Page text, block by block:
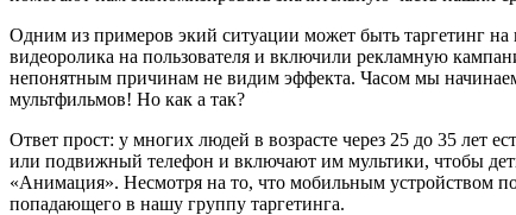
Одним из примеров экий ситуации может быть таргетинг на
видеоролика на пользователя и включили рекламную
непонятным причинам не видим эффекта. Часом мы
мультфильмов! Но как а так?
Ответ прост: у многих людей в возрасте через 25 до 35 лет
или подвижный телефон и включают им мультики, чтобы
«Анимация». Несмотря на то, что мобильным устройством
попадающего в нашу группу таргетинга.